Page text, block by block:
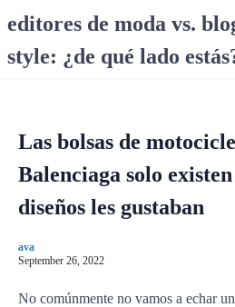
editores de moda vs.
style: ¿de qué lado
Las bolsas de
Balenciaga solo
diseños les gustaban
ava
September 26, 2022
No comúnmente no vamos a echar